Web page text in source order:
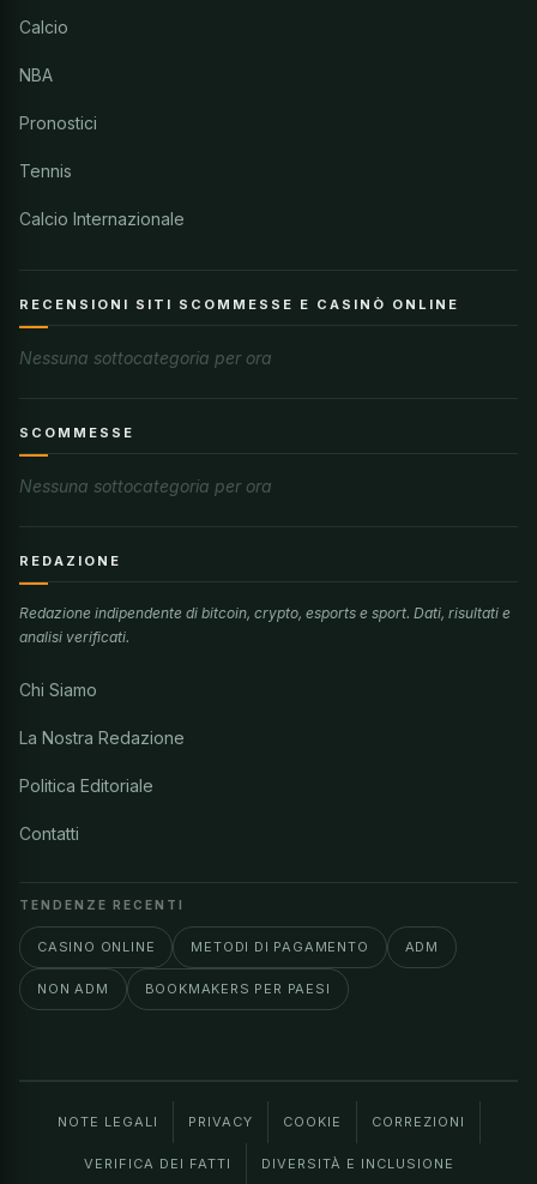
Calcio
NBA
Pronostici
Tennis
Calcio Internazionale
RECENSIONI SITI SCOMMESSE E CASINÒ ONLINE
Nessuna sottocategoria per ora
SCOMMESSE
Nessuna sottocategoria per ora
REDAZIONE
Redazione indipendente di bitcoin, crypto, esports e sport. Dati, risultati e
analisi verificati.
Chi Siamo
La Nostra Redazione
Politica Editoriale
Contatti
TENDENZE RECENTI
CASINO ONLINE METODI DI PAGAMENTO ADM
NON ADM BOOKMAKERS PER PAESI
NOTE LEGALI PRIVACY COOKIE CORREZIONI
VERIFICA DEI FATTI DIVERSITÀ E INCLUSIONE